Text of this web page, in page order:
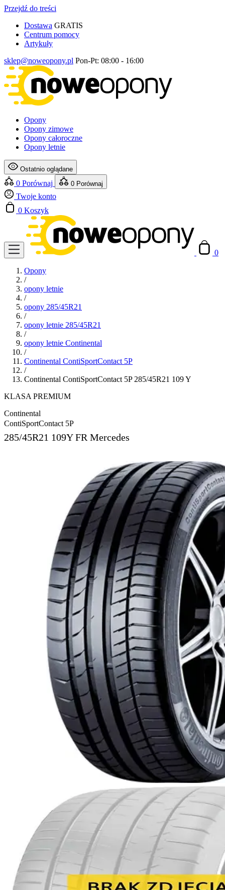
Przejdź do treści
Dostawa GRATIS
Centrum pomocy
Artykuły
sklep@noweopony.pl Pon-Pt: 08:00 - 16:00
Opony
Opony zimowe
Opony całoroczne
Opony letnie
Ostatnio oglądane
0 Porównaj 0 Porównaj
Twoje konto
0 Koszyk
0
Opony
/
opony letnie
/
opony 285/45R21
/
opony letnie 285/45R21
/
opony letnie Continental
/
Continental ContiSportContact 5P
/
Continental ContiSportContact 5P 285/45R21 109 Y
KLASA PREMIUM
Continental
ContiSportContact 5P
285/45R21 109Y FR Mercedes